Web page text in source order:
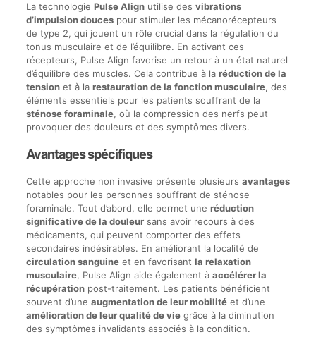
La technologie Pulse Alignutilise des vibrations
d’impulsion doucespour stimuler les mécanorécepteurs
de type 2, qui jouent un rôle crucial dans la régulation du
tonus musculaire et de l’équilibre. En activant ces
récepteurs, Pulse Align favorise un retour à un état naturel
d’équilibre des muscles. Cela contribue à la réduction de la
tensionet à la restauration de la fonction musculaire, des
éléments essentiels pour les patients souffrant de la
sténose foraminale, où la compression des nerfs peut
provoquer des douleurs et des symptômes divers.
Avantages spécifiques
Cette approche non invasive présente plusieurs avantages
notables pour les personnes souffrant de sténose
foraminale. Tout d’abord, elle permet une réduction
significative de la douleursans avoir recours à des
médicaments, qui peuvent comporter des effets
secondaires indésirables. En améliorant la localité de
circulation sanguineet en favorisant la relaxation
musculaire, Pulse Align aide également à accélérer la
récupérationpost-traitement. Les patients bénéficient
souvent d’une augmentation de leur mobilitéet d’une
amélioration de leur qualité de viegrâce à la diminution
des symptômes invalidants associés à la condition.